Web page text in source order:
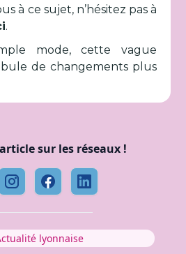
à ce sujet, n’hésitez pas à
.
mode, cette vague
de changements plus
sur les réseaux !
lyonnaise